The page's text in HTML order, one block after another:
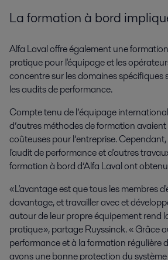
La formation à bord
Alfa Laval offre également une
pratique pour l'équipage et les
concentre sur les domaines spécifiques
lesauditsde performance.
Compte tenu de l’équipage international
d’autres méthodes de formation
coûteuses pour l’entreprise. Cependant,
l'audit de performance et d'autres
formation à bordd’Alfa Lavalontobtenu
«L'avantage est que tous les membres
davantage, et travailler avec et
autour de leur propre équipement rend
pratique», partage Ruyssinck. « Grâce
performance et à la formation régulière
avons une bonne protection du